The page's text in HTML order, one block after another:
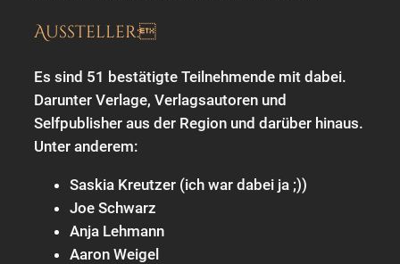
Aussteller:
Es sind 51 bestätigte Teilnehmende mit dabei.
Darunter Verlage, Verlagsautoren und
Selfpublisher aus der Region und darüber hinaus.
Unter anderem:
Saskia Kreutzer (ich war dabei ja ;))
Joe Schwarz
Anja Lehmann
Aaron Weigel